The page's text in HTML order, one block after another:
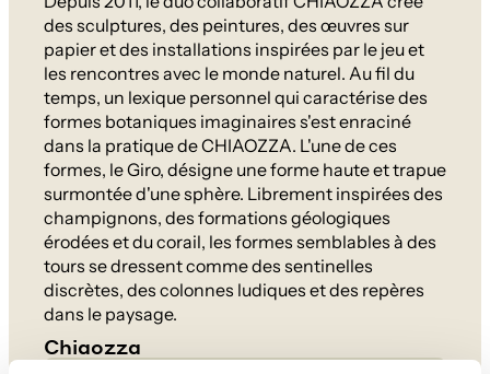
des sculptures, des peintures, des œuvres sur
papier et des installations inspirées par le jeu et
les rencontres avec le monde naturel. Au fil du
temps, un lexique personnel qui caractérise des
formes botaniques imaginaires s'est enraciné
dans la pratique de CHIAOZZA. L'une de ces
formes, le Giro, désigne une forme haute et trapue
surmontée d'une sphère. Librement inspirées des
champignons, des formations géologiques
érodées et du corail, les formes semblables à des
tours se dressent comme des sentinelles
discrètes, des colonnes ludiques et des repères
dans le paysage.
Chiaozza